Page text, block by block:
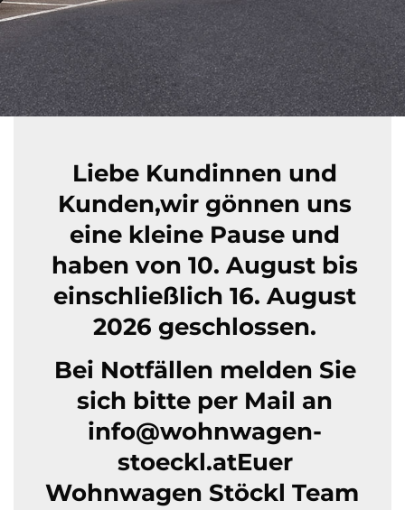
Liebe Kundinnen und
Kunden,wir gönnen uns
eine kleine Pause und
haben von 10. August bis
einschließlich 16. August
2026 geschlossen.
Bei Notfällen melden Sie
sich bitte per Mail an
info@wohnwagen-
stoeckl.atEuer
Wohnwagen Stöckl Team